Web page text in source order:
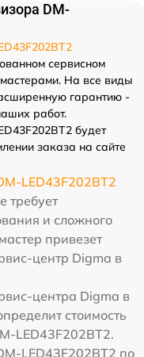
DM-
сервисном
На все виды
гарантию -
работ.
будет
заказа на сайте
LED43F202BT2
требует
и сложного
привезет
центр Digma в
центра Digma в
стоимость
LED43F202BT2.
LED43F202BT2 по